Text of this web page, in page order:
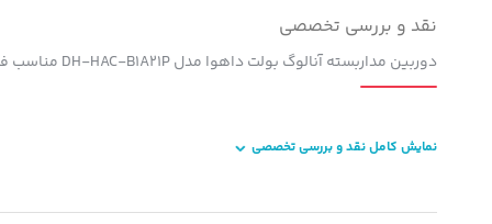
نقد و بررسی تخصصی
دوربین مداربسته آنالوگ بولت داهوا مدل DH-HAC-B1A21P مناسب فضای باز و بسته، نصب روی دیوار، اتصال باسیم BNC، استاندارد مقاومتی IP67، همراه پایه نصب و دفترچه راهنما
نمایش کامل نقد و بررسی تخصصی